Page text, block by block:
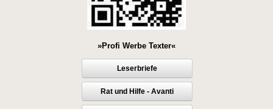
»Profi Werbe Texter«
Leserbriefe
Rat und Hilfe - Avanti